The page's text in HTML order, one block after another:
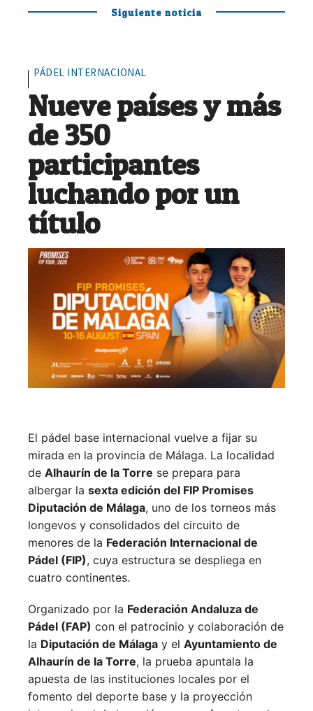
Siguiente noticia
PÁDEL INTERNACIONAL
Nueve países y más
de 350
participantes
luchando por un
título
El pádel base internacional vuelve a fijar su
mirada en la provincia de Málaga. La localidad
de Alhaurín de la Torre se prepara para
albergar la sexta edición del FIP Promises
Diputación de Málaga, uno de los torneos más
longevos y consolidados del circuito de
menores de la Federación Internacional de
Pádel (FIP), cuya estructura se despliega en
cuatro continentes.
Organizado por la Federación Andaluza de
Pádel (FAP) con el patrocinio y colaboración de
la Diputación de Málaga y el Ayuntamiento de
Alhaurín de la Torre, la prueba apuntala la
apuesta de las instituciones locales por el
fomento del deporte base y la proyección